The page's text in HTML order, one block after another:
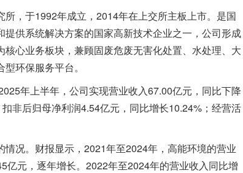
，于1992年成立，2014年在上交所主板上市。是国
供系统解决方案的国家高新技术企业之一，公司形成
心业务板块，兼顾固废危废无害化处置、水处理、大
环保服务平台。
年上半年，公司实现营业收入67.00亿元，同比下降
非后归母净利润4.54亿元，同比增长10.24%；经营活
况。财报显示，2021年至2024年，高能环境的营业
元，逐年增长。2022年至2024年的营业收入同比增